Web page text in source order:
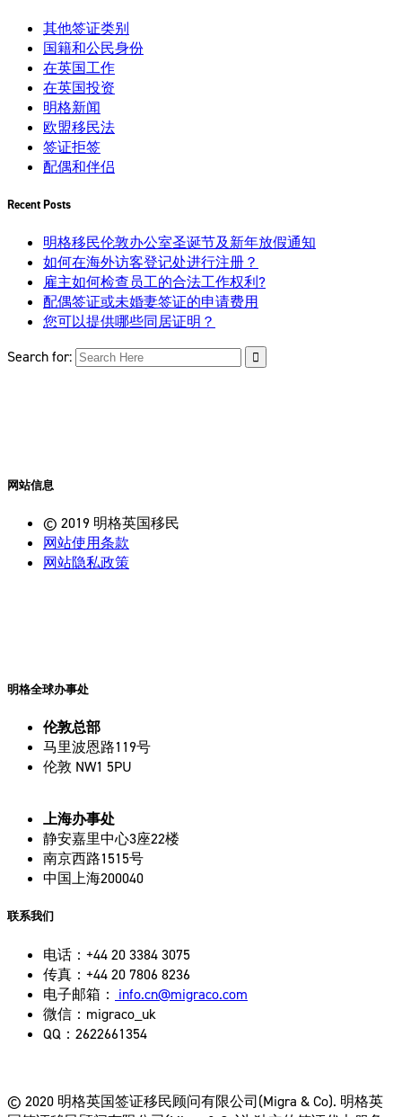
其他签证类别
国籍和公民身份
在英国工作
在英国投资
明格新闻
欧盟移民法
签证拒签
配偶和伴侣
Recent Posts
明格移民伦敦办公室圣诞节及新年放假通知
如何在海外访客登记处进行注册？
雇主如何检查员工的合法工作权利?
配偶签证或未婚妻签证的申请费用
您可以提供哪些同居证明？
Search for:
网站信息
© 2019 明格英国移民
网站使用条款
网站隐私政策
明格全球办事处
伦敦总部
马里波恩路119号
伦敦 NW1 5PU
上海办事处
静安嘉里中心3座22楼
南京西路1515号
中国上海200040
联系我们
电话：+44 20 3384 3075
传真：+44 20 7806 8236
电子邮箱： info.cn@migraco.com
微信：migraco_uk
QQ：2622661354
© 2020 明格英国签证移民顾问有限公司(Migra & Co). 明格英